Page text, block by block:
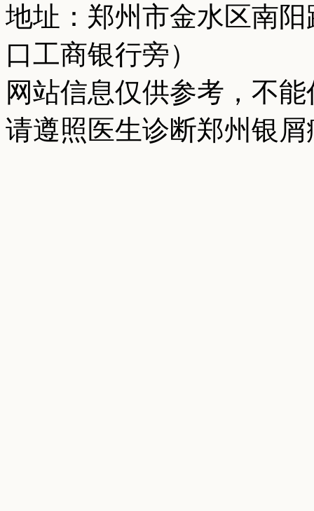
地址：郑州市金水区南
口工商银行旁）
网站信息仅供参考，不
请遵照医生诊断郑州银